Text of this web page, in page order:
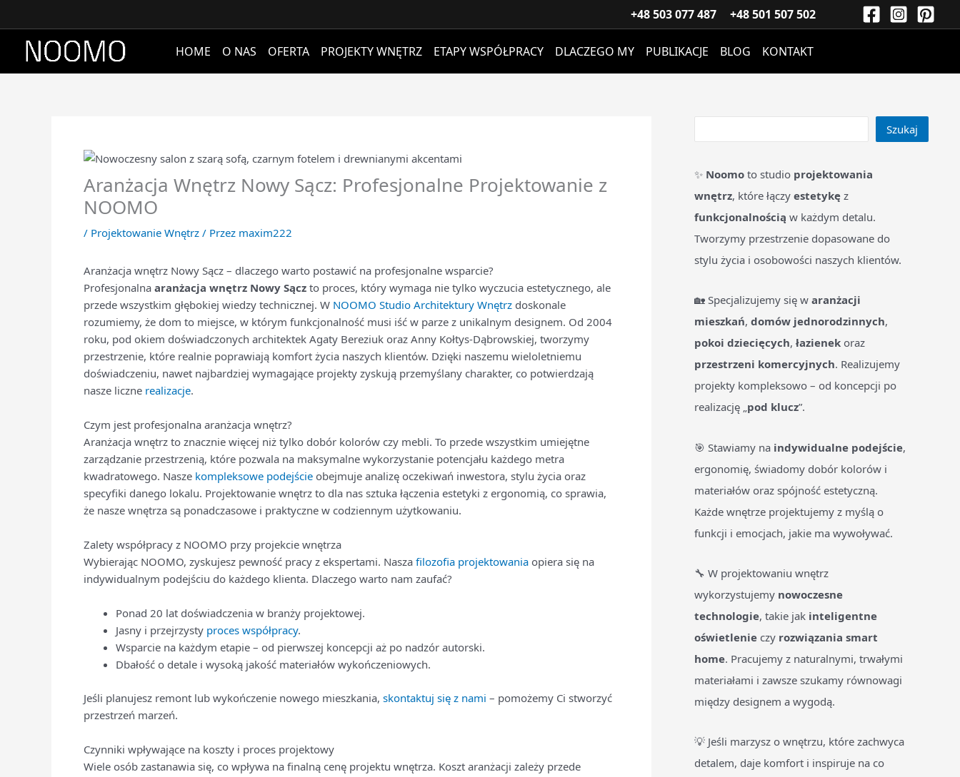
do
+48 503 077 487 +48 501 507 502
HOME O NAS OFERTA PROJEKTY WNĘTRZ ETAPY WSPÓŁPRACY DLACZEGO MY PUBLIKACJE BLOG KONTAKT
Aranżacja Wnętrz Nowy Sącz: Profesjonalne Projektowanie z
NOOMO
/ Projektowanie Wnętrz / Przez maxim222
Aranżacja wnętrz Nowy Sącz – dlaczego warto postawić na profesjonalne wsparcie?
Profesjonalna aranżacja wnętrz Nowy Sącz to proces, który wymaga nie tylko wyczucia estetycznego, ale
przede wszystkim głębokiej wiedzy technicznej. W NOOMO Studio Architektury Wnętrz doskonale
rozumiemy, że dom to miejsce, w którym funkcjonalność musi iść w parze z unikalnym designem. Od 2004
roku, pod okiem doświadczonych architektek Agaty Bereziuk oraz Anny Kołtys-Dąbrowskiej, tworzymy
przestrzenie, które realnie poprawiają komfort życia naszych klientów. Dzięki naszemu wieloletniemu
doświadczeniu, nawet najbardziej wymagające projekty zyskują przemyślany charakter, co potwierdzają
nasze liczne realizacje.
Czym jest profesjonalna aranżacja wnętrz?
Aranżacja wnętrz to znacznie więcej niż tylko dobór kolorów czy mebli. To przede wszystkim umiejętne
zarządzanie przestrzenią, które pozwala na maksymalne wykorzystanie potencjału każdego metra
kwadratowego. Nasze kompleksowe podejście obejmuje analizę oczekiwań inwestora, stylu życia oraz
specyfiki danego lokalu. Projektowanie wnętrz to dla nas sztuka łączenia estetyki z ergonomią, co sprawia,
że nasze wnętrza są ponadczasowe i praktyczne w codziennym użytkowaniu.
Zalety współpracy z NOOMO przy projekcie wnętrza
Wybierając NOOMO, zyskujesz pewność pracy z ekspertami. Nasza filozofia projektowania opiera się na
indywidualnym podejściu do każdego klienta. Dlaczego warto nam zaufać?
Ponad 20 lat doświadczenia w branży projektowej.
Jasny i przejrzysty proces współpracy.
Wsparcie na każdym etapie – od pierwszej koncepcji aż po nadzór autorski.
Dbałość o detale i wysoką jakość materiałów wykończeniowych.
Jeśli planujesz remont lub wykończenie nowego mieszkania, skontaktuj się z nami – pomożemy Ci stworzyć
przestrzeń marzeń.
Czynniki wpływające na koszty i proces projektowy
Wiele osób zastanawia się, co wpływa na finalną cenę projektu wnętrza. Koszt aranżacji zależy przede
S
z
u
k
j
Szukaj
✨ Noomo to studio projektowania
wnętrz, które łączy estetykę z
funkcjonalnością w każdym detalu.
Tworzymy przestrzenie dopasowane do
stylu życia i osobowości naszych klientów.
🏡 Specjalizujemy się w aranżacji
mieszkań, domów jednorodzinnych,
pokoi dziecięcych, łazienek oraz
przestrzeni komercyjnych. Realizujemy
projekty kompleksowo – od koncepcji po
realizację „pod klucz”.
🎯 Stawiamy na indywidualne podejście,
ergonomię, świadomy dobór kolorów i
materiałów oraz spójność estetyczną.
Każde wnętrze projektujemy z myślą o
funkcji i emocjach, jakie ma wywoływać.
🔧 W projektowaniu wnętrz
wykorzystujemy nowoczesne
technologie, takie jak inteligentne
oświetlenie czy rozwiązania smart
home. Pracujemy z naturalnymi, trwałymi
materiałami i zawsze szukamy równowagi
między designem a wygodą.
💡 Jeśli marzysz o wnętrzu, które zachwyca
detalem, daje komfort i inspiruje na co